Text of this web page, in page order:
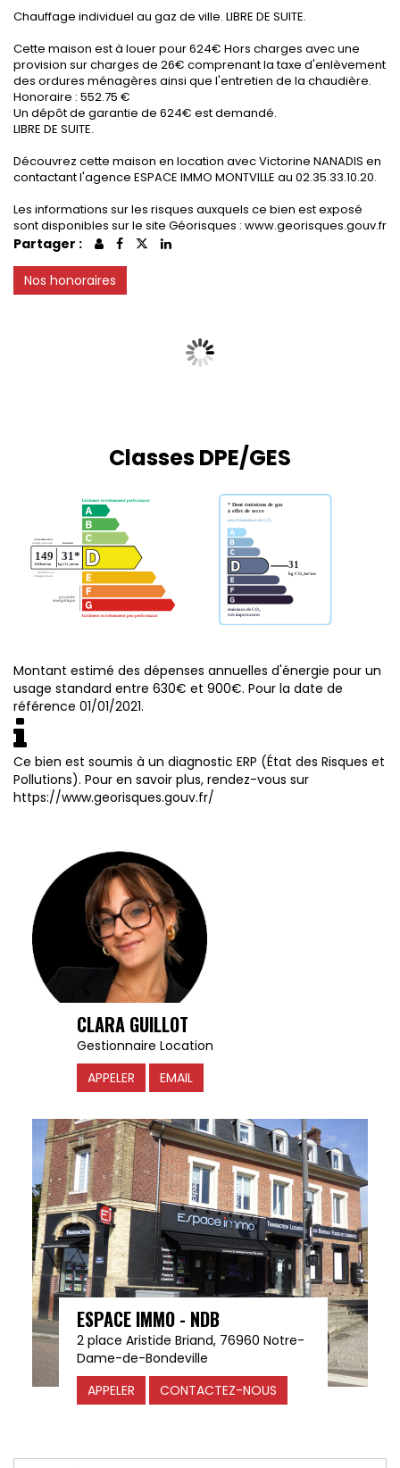
Chauffage individuel au gaz de ville. LIBRE DE SUITE.
Cette maison est à louer pour 624€ Hors charges avec une
provision sur charges de 26€ comprenant la taxe d'enlèvement
des ordures ménagères ainsi que l'entretien de la chaudière.
Honoraire : 552.75 €
Un dépôt de garantie de 624€ est demandé.
LIBRE DE SUITE.
Découvrez cette maison en location avec Victorine NANADIS en
contactant l'agence ESPACE IMMO MONTVILLE au 02.35.33.10.20.
Les informations sur les risques auxquels ce bien est exposé
sont disponibles sur le site Géorisques : www.georisques.gouv.fr
Partager :
Nos honoraires
Classes DPE/GES
Montant estimé des dépenses annuelles d'énergie pour un
usage standard entre 630€ et 900€. Pour la date de
référence 01/01/2021.
Ce bien est soumis à un diagnostic ERP (État des Risques et
Pollutions). Pour en savoir plus, rendez-vous sur
https://www.georisques.gouv.fr/
CLARA GUILLOT
Gestionnaire Location
APPELER
EMAIL
ESPACE IMMO - NDB
2 place Aristide Briand, 76960 Notre-
Dame-de-Bondeville
APPELER
CONTACTEZ-NOUS